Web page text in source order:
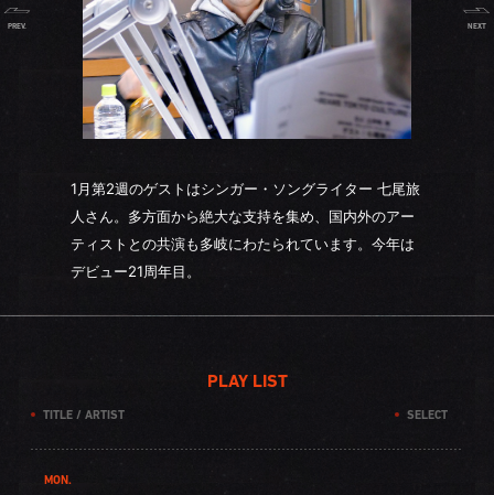
1月第2週のゲストはシンガー・ソングライター 七尾旅
人さん。多方面から絶大な支持を集め、国内外のアー
ティストとの共演も多岐にわたられています。今年は
デビュー21周年目。
PREV. NEXT
PLAY LIST
TITLE / ARTIST SELECT
MON.